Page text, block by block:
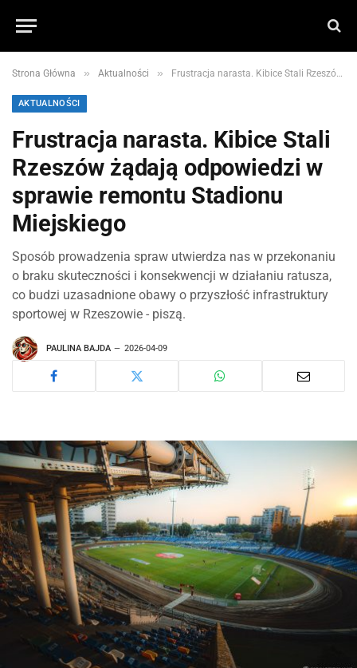
Strona Główna » Aktualności » Frustracja narasta. Kibice Stali Rzeszów żądają odpowiedzi w sprawie remontu Stadionu Miejskiego
AKTUALNOŚCI
Frustracja narasta. Kibice Stali
Rzeszów żądają odpowiedzi w
sprawie remontu Stadionu
Miejskiego
Sposób prowadzenia spraw utwierdza nas w przekonaniu
o braku skuteczności i konsekwencji w działaniu ratusza,
co budzi uzasadnione obawy o przyszłość infrastruktury
sportowej w Rzeszowie - piszą.
PAULINA BAJDA 2026-04-09